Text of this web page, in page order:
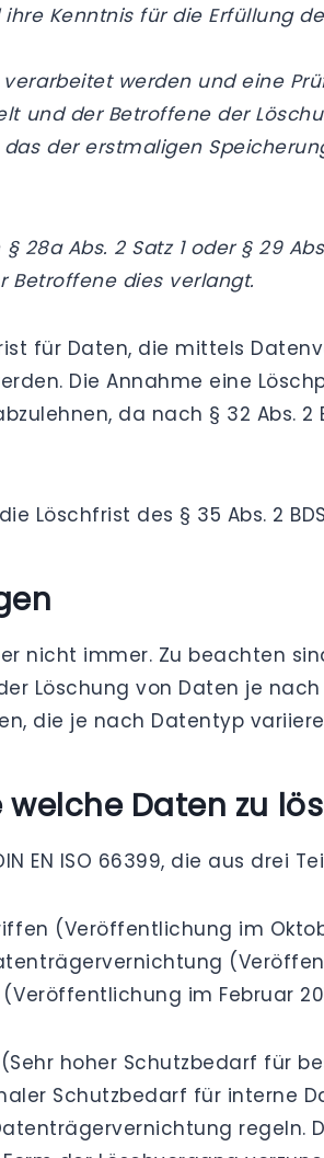
Kenntnis für die Erfüllung
werden und eine
und der Betroffene der
der erstmaligen
Abs. 2 Satz 1 oder § 29
Betroffene dies verlangt.
für Daten, die mittels
Die Annahme eine
da nach § 32 Abs.
Löschfrist des § 35 Abs. 2
nicht immer. Zu beachten
Löschung von Daten je
die je nach Datentyp
welche Daten zu
EN ISO 66399, die aus drei
(Veröffentlichung im
im Februar
hoher Schutzbedarf für
Schutzbedarf für interne
regeln.